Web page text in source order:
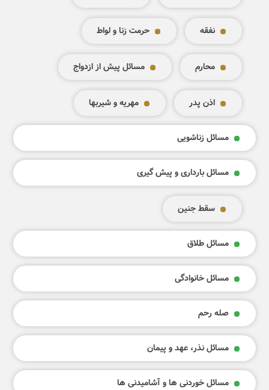
نفقه حرمت زنا و لواط
محارم مسائل پیش از ازدواج
اذن پدر مهریه و شیربها
مسائل زناشویی
مسائل بارداری و پیش گیری
سقط جنین
مسائل طلاق
مسائل خانوادگی
صله رحم
مسائل نذر، عهد و پیمان
مسائل خوردنی ها و آشامیدنی ها